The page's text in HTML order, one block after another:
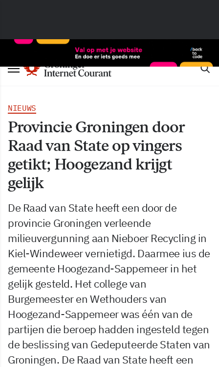
NIEUWS
Provincie Groningen door
Raad van State op vingers
getikt; Hoogezand krijgt
gelijk
De Raad van State heeft een door de
provincie Groningen verleende
milieuvergunning aan Nieboer Recycling in
Kiel-Windeweer vernietigd. Daarmee ius de
gemeente Hoogezand-Sappemeer in het
gelijk gesteld. Het college van
Burgemeester en Wethouders van
Hoogezand-Sappemeer was één van de
partijen die beroep hadden ingesteld tegen
de beslissing van Gedeputeerde Staten van
Groningen. De Raad van State heeft een